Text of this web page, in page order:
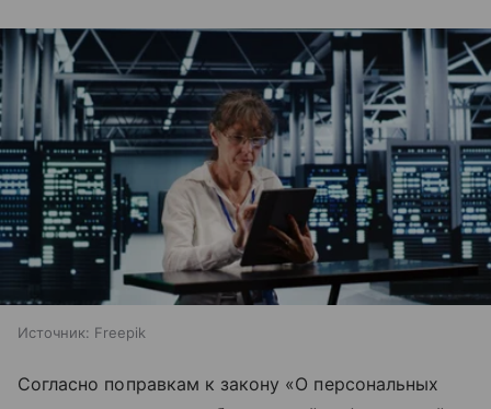
Источник: Freepik
Согласно поправкам к закону «О персональных